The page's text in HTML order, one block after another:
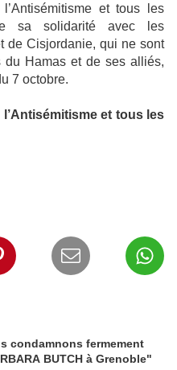
et tous les
sa solidarité avec les
de Cisjordanie, qui ne sont
du Hamas et de ses alliés,
7 octobre.
et tous les
condamnons fermement
BUTCH à Grenoble"